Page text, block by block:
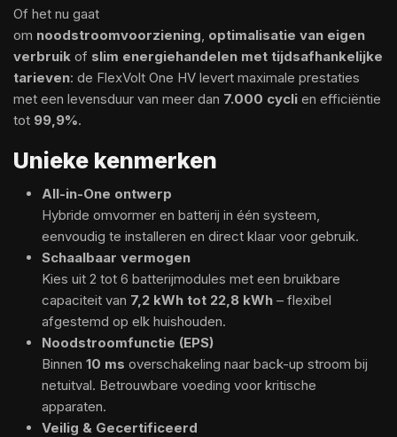
Of het nu gaat
om noodstroomvoorziening optimalisatie van eigen
verbruik of slim energiehandelen met tijdsafhankelijke
tarieven: de FlexVolt One HV levert maximale prestaties
met een levensduur van meer dan 7.000 cycli en efficiëntie
tot 99,9%.
Unieke kenmerken
All-in-One ontwerp
Hybride omvormer en batterij in één systeem,
eenvoudig te installeren en direct klaar voor gebruik.
Schaalbaar vermogen
Kies uit 2 tot 6 batterijmodules met een bruikbare
capaciteit van 7,2 kWh tot 22,8 kWh – flexibel
afgestemd op elk huishouden.
Noodstroomfunctie (EPS)
Binnen 10 ms overschakeling naar back-up stroom bij
netuitval. Betrouwbare voeding voor kritische
apparaten.
Veilig & Gecertificeerd